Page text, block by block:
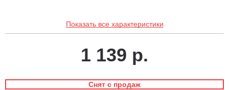
Показать все характеристики
1 139 р.
Снят с продаж